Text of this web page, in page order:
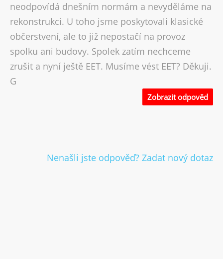
neodpovídá dnešním normám a nevyděláme na
rekonstrukci. U toho jsme poskytovali klasické
občerstvení, ale to již nepostačí na provoz
spolku ani budovy. Spolek zatím nechceme
zrušit a nyní ještě EET. Musíme vést EET? Děkuji.
G
Zobrazit odpověd
Nenašli jste odpověď? Zadat nový dotaz